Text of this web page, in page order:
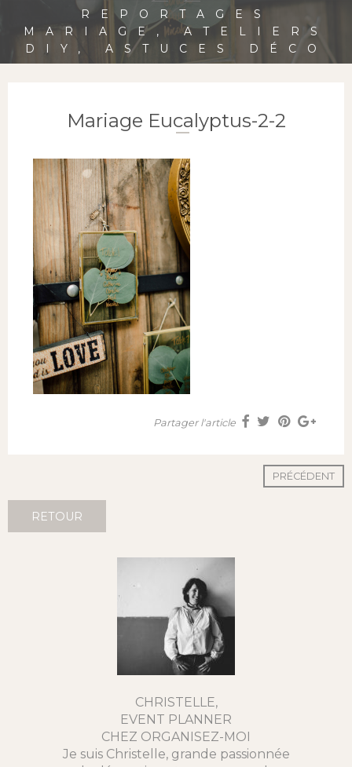
REPORTAGES
MARIAGE, ATELIERS
DIY, ASTUCES DÉCO
Mariage Eucalyptus-2-2
Partager l'article
PRÉCÉDENT
RETOUR
CHRISTELLE,
EVENT PLANNER
CHEZ ORGANISEZ-MOI
Je suis Christelle, grande passionnée